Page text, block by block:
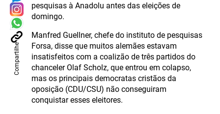
Compartilhe
pesquisas à Anadolu antes das eleições de
domingo.
Manfred Guellner, chefe do instituto de pesquisas
Forsa, disse que muitos alemães estavam
insatisfeitos com a coalizão de três partidos do
chanceler Olaf Scholz, que entrou em colapso,
mas os principais democratas cristãos da
oposição (CDU/CSU) não conseguiram
conquistar esses eleitores.